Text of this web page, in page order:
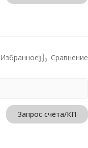
Избранное Сравнение
Запрос счёта/КП